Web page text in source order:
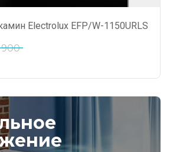
Electrolux EFP/W-1150URLS